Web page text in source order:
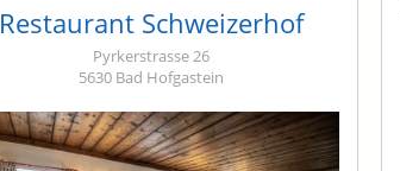
Restaurant Schweizerhof
Pyrkerstrasse 26
5630 Bad Hofgastein